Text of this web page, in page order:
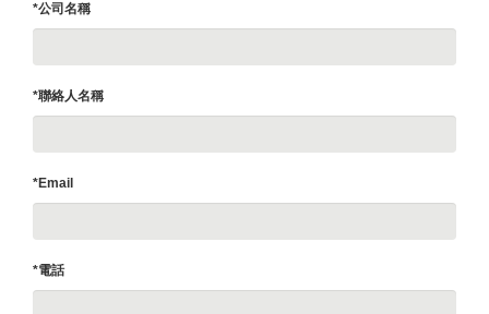
*公司名稱
*聯絡人名稱
*Email
*電話